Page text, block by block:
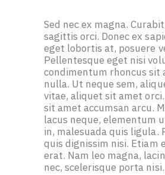
Sed nec ex magna.
sagittis orci. Donec ex
eget lobortis at, posuere
Pellentesque eget nisi
condimentum rhoncus sit
nulla. Ut neque sem,
vitae, aliquet sit amet
sit amet accumsan arcu.
lacus neque, elementum
in, malesuada quis ligula.
quis dignissim nisi. Etiam
erat. Nam leo magna,
nec, scelerisque porta nisi.